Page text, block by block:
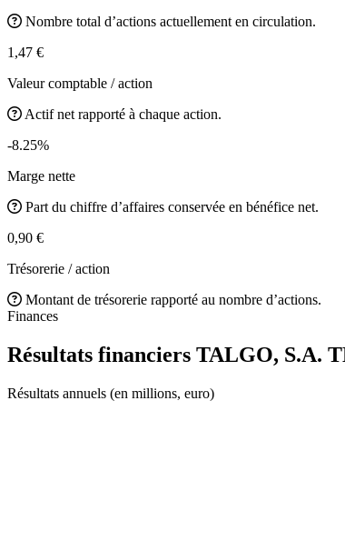
Nombre total d’actions actuellement en circulation.
1,47 €
Valeur comptable / action
Actif net rapporté à chaque action.
-8.25%
Marge nette
Part du chiffre d’affaires conservée en bénéfice net.
0,90 €
Trésorerie / action
Montant de trésorerie rapporté au nombre d’actions.
Finances
Résultats financiers TALGO, S.A.
Résultats annuels (en millions, euro)